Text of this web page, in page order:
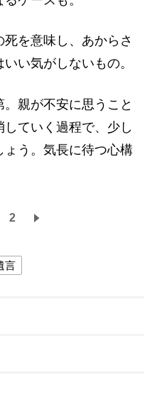
を意味し、あからさ
い気がしないもの。
。親が不安に思うこと
ていく過程で、少し
う。気長に待つ心構
2
言